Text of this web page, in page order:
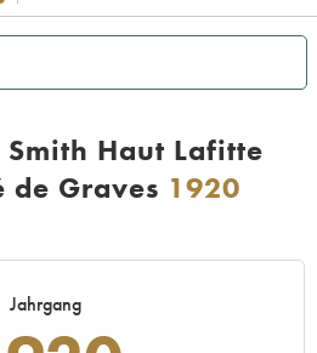
Smith Haut Lafitte
de Graves 1920
Jahrgang